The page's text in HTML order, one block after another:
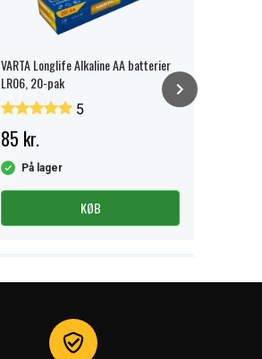
VARTA Longlife Alkaline AA batterier
LR06, 20-pak
5
85 kr.
På lager
KØB